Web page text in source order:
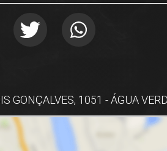
GONÇALVES, 1051 - ÁGUA